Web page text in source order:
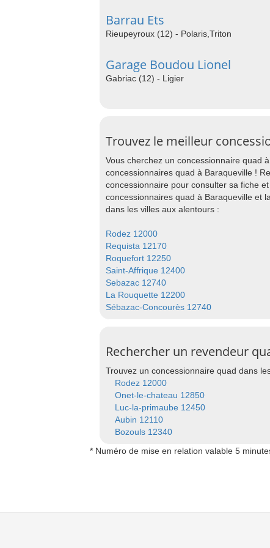
Barrau Ets
Rieupeyroux (12) - Polaris,Triton
Garage Boudou Lionel
Gabriac (12) - Ligier
Trouvez le meilleur
Vous cherchez un concessionnaire quad
concessionnaires quad à Baraqueville !
concessionnaire pour consulter sa fiche
concessionnaires quad à Baraqueville et
dans les villes aux alentours :
Rodez 12000
Requista 12170
Roquefort 12250
Saint-Affrique 12400
Sebazac 12740
La Rouquette 12200
Sébazac-Concourès 12740
Rechercher un revendeur
Trouvez un concessionnaire quad dans
Rodez 12000
Onet-le-chateau 12850
Luc-la-primaube 12450
Aubin 12110
Bozouls 12340
* Numéro de mise en relation valable 5